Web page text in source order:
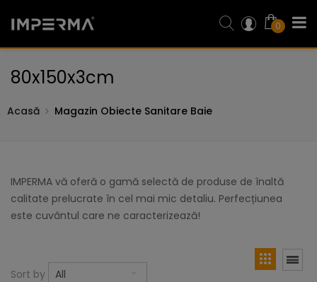
0
80x150x3cm
Acasă Magazin Obiecte Sanitare Baie
IMPERMA vă oferă o gamă selectă de produse de înaltă
calitate prelucrate în cel mai mic detaliu. Perfecțiunea
este cuvântul care ne caracterizează!
Sort by All